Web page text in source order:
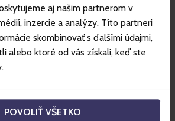
aj našim partnerom v
inzercie a analýzy. Títo partneri
skombinovať s ďalšími údajmi,
alebo ktoré od vás získali, keď ste
POVOLIŤ VŠETKO